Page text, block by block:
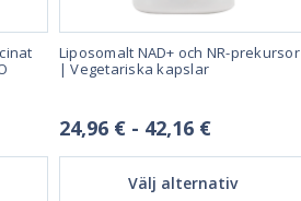
Liposomalt NAD+ och NR-prekursor
| Vegetariska kapslar
24,96 € - 42,16 €
Välj alternativ